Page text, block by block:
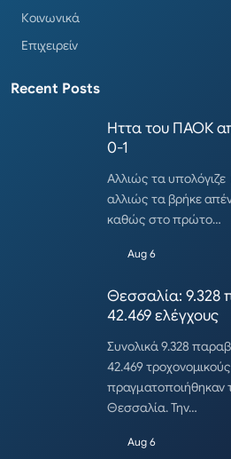
Κοινωνικά
Επιχειρείν
Recent Posts
Ηττα του ΠΑΟΚ
0-1
Αλλιώς τα
αλλιώς τα βρήκε
καθώς στο πρώτο…
Aug 6
Θεσσαλία: 9.328
42.469 ελέγχους
Συνολικά 9.328
42.469
πραγματοποιήθηκαν
Θεσσαλία. Την…
Aug 6